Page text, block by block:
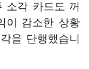
소각 카드도 꺼
이 감소한 상황
을 단행했습니